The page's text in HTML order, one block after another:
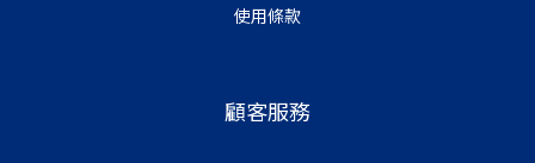
使用條款
顧客服務